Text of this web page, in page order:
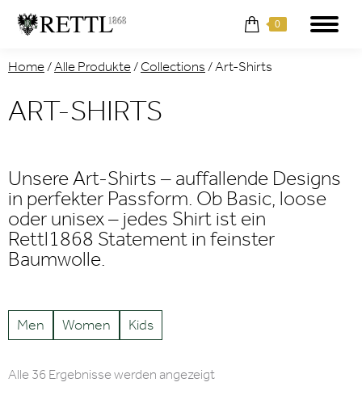
0
Home/Alle Produkte/ Collections /Art-Shirts
ART-SHIRTS
Unsere Art-Shirts – auffallende Designs
in perfekter Passform. Ob Basic, loose
oder unisex – jedes Shirt ist ein
Rettl1868 Statement in feinster
Baumwolle.
Men Women Kids
Alle 36 Ergebnisse werden angezeigtNach